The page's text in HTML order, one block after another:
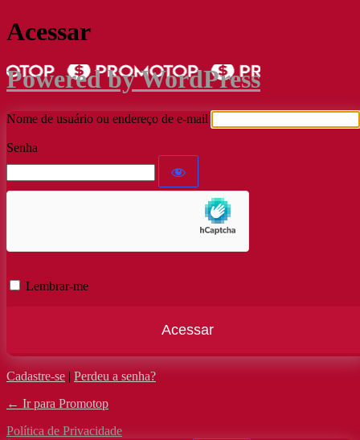
Acessar
Powered by WordPress
Nome de usuário ou endereço de e-mail
Senha
Lembrar-me
Cadastre-se | Perdeu a senha?
← Ir para Promotop
Política de Privacidade